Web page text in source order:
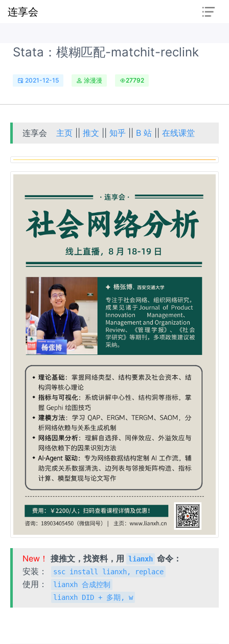
连享会
Stata：模糊匹配-matchit-reclink
2021-12-15 涂漫漫 27792
连享会 主页 ||推文 ||知乎 B 站 ||在线课堂
New！ 搜推文，找资料，用 lianxh 命令：
安装：
ssc install lianxh, replace
使用：
lianxh 合成控制
lianxh DID + 多期, w